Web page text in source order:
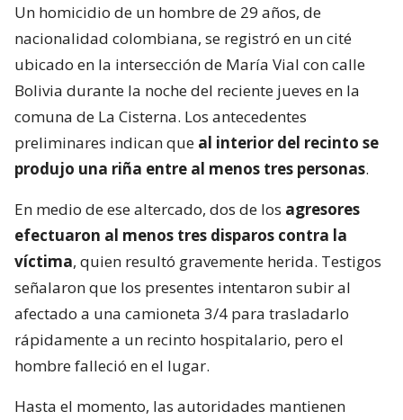
Un homicidio de un hombre de 29 años, de
nacionalidad colombiana, se registró en un cité
ubicado en la intersección de María Vial con calle
Bolivia durante la noche del reciente jueves en la
comuna de La Cisterna. Los antecedentes
preliminares indican que al interior del recinto se
produjo una riña entre al menos tres personas.
En medio de ese altercado, dos de los agresores
efectuaron al menos tres disparos contra la
víctima, quien resultó gravemente herida. Testigos
señalaron que los presentes intentaron subir al
afectado a una camioneta 3/4 para trasladarlo
rápidamente a un recinto hospitalario, pero el
hombre falleció en el lugar.
Hasta el momento, las autoridades mantienen